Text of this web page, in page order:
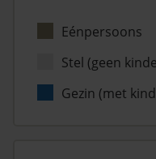
Eénpersoons
Stel (geen
Gezin (met